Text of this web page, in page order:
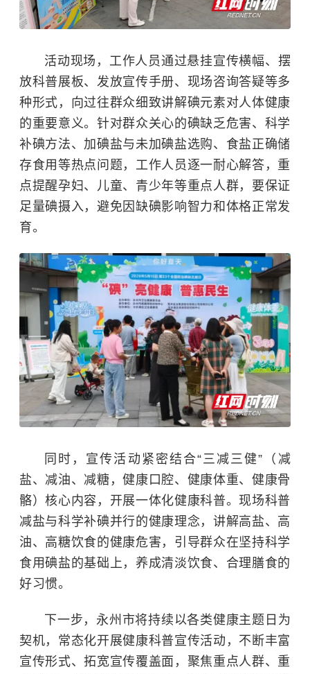
活动现场，工作人员通过悬挂宣传横幅、摆
放科普展板、发放宣传手册、现场咨询答疑等多
种形式，向过往群众细致讲解碘元素对人体健康
的重要意义。针对群众关心的碘缺乏危害、科学
补碘方法、加碘盐与未加碘盐选购、食盐正确储
存食用等热点问题，工作人员逐一耐心解答，重
点提醒孕妇、儿童、青少年等重点人群，要保证
足量碘摄入，避免因缺碘影响智力和体格正常发
育。
同时，宣传活动紧密结合“三减三健”（减
盐、减油、减糖，健康口腔、健康体重、健康骨
骼）核心内容，开展一体化健康科普。现场科普
减盐与科学补碘并行的健康理念，讲解高盐、高
油、高糖饮食的健康危害，引导群众在坚持科学
食用碘盐的基础上，养成清淡饮食、合理膳食的
好习惯。
下一步，永州市将持续以各类健康主题日为
契机，常态化开展健康科普宣传活动，不断丰富
宣传形式、拓宽宣传覆盖面，聚焦重点人群、重